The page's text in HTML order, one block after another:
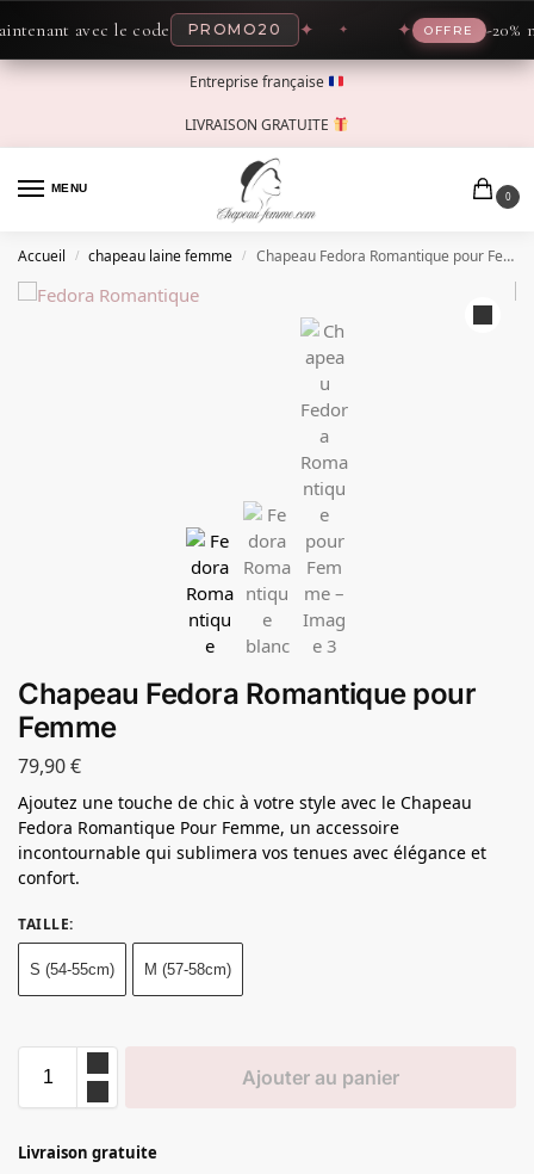
avec le code PROMO20 ✦ OFFRE -20%
Entreprise française
LIVRAISON GRATUITE
MENU
0
Accueil / chapeau laine femme / Chapeau Fedora Romantique pour Femme
Chapeau Fedora Romantique pour
Femme
79,90€
Ajoutez une touche de chic à votre style avec le Chapeau
Fedora Romantique Pour Femme, un accessoire
incontournable qui sublimera vos tenues avec élégance et
confort.
TAILLE:
S (54-55cm) M (57-58cm)
Ajouter au panier
Livraison gratuite